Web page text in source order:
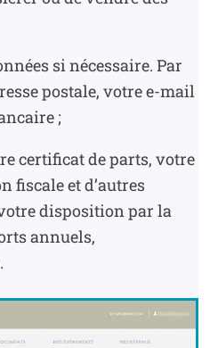
si nécessaire. Par
postale, votre e-mail
;
certificat de parts, votre
fiscale et d’autres
disposition par la
annuels,